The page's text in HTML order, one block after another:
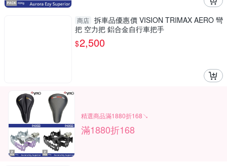
商店 拆車品優惠價 VISION TRIMAX AERO 彎
把 空力把 鋁合金自行車把手
$2,500
精選商品滿1880折168↘
滿1880折168